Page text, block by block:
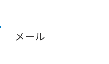
メール